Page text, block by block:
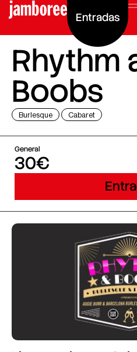
Entradas
Rhythm
Boobs
Burlesque Cabaret
General
30€